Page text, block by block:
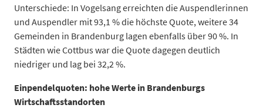
Unterschiede: In Vogelsang erreichten die Auspendlerinnen
und Auspendler mit 93,1 % die höchste Quote, weitere 34
Gemeinden in Brandenburg lagen ebenfalls über 90 %. In
Städten wie Cottbus war die Quote dagegen deutlich
niedriger und lag bei 32,2 %.
Einpendelquoten: hohe Werte in Brandenburgs
Wirtschaftsstandorten